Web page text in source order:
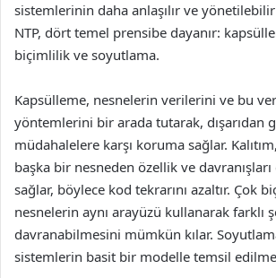
sistemlerinin daha anlaşılır ve yönetilebilir
NTP, dört temel prensibe dayanır:
biçimlilik ve soyutlama.
Kapsülleme, nesnelerin verilerini ve bu
yöntemlerini bir arada tutarak, dışarıdan
müdahalelere karşı koruma sağlar.
başka bir nesneden özellik ve davranışları
sağlar, böylece kod tekrarını azaltır. Çok
nesnelerin aynı arayüzü kullanarak farklı
davranabilmesini mümkün kılar.
sistemlerin basit bir modelle temsil